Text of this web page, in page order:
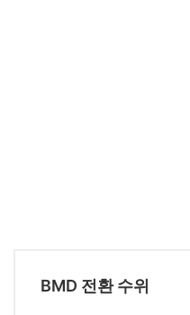
BMD 전환 수위